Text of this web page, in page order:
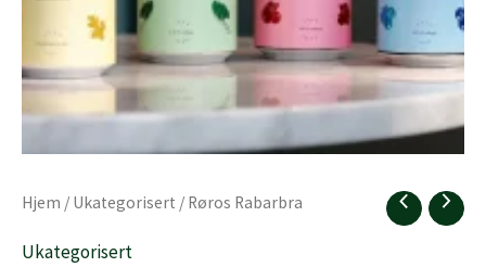
Hjem / Ukategorisert / Røros Rabarbra
Ukategorisert